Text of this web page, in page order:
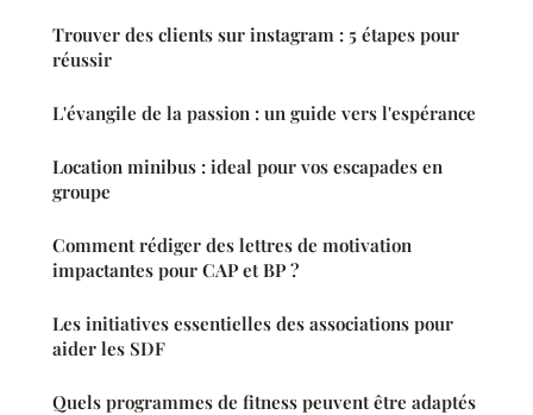
Trouver des clients sur instagram : 5 étapes pour
réussir
L'évangile de la passion : un guide vers l'espérance
Location minibus : ideal pour vos escapades en
groupe
Comment rédiger des lettres de motivation
impactantes pour CAP et BP ?
Les initiatives essentielles des associations pour
aider les SDF
Quels programmes de fitness peuvent être adaptés